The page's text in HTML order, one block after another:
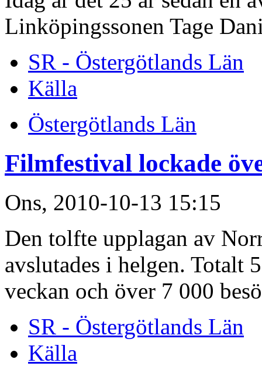
Linköpingssonen Tage
SR - Östergötlands Län
Källa
Östergötlands Län
Filmfestival lockade
Ons, 2010-10-13 15:15
Den tolfte upplagan av
avslutades i helgen. Totalt
veckan och över 7 000
SR - Östergötlands Län
Källa